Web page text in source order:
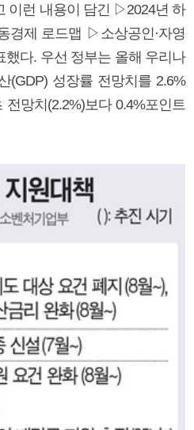
이런 내용이 담긴 ▷2024년 하
경제 로드맵 ▷소상공인·자영
했다. 우선 정부는 올해 우리나
(GDP) 성장률 전망치를 2.6%
망치(2.2%)보다 0.4%포인트